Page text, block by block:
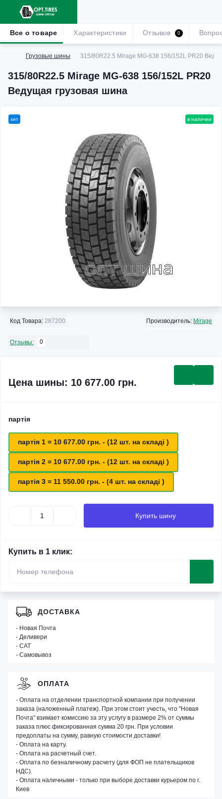
Грузовые шины 315/80R22.5 Mirage MG-638 156/152L PR20
315/80R22.5 Mirage MG-638 156/152L PR20
Ведущая грузовая шина
Все о товаре Характеристики Отзывов 0
хит в наличии
Код Товара: 287200 Производитель: Mirage
Отзывы: 0
Цена шины: 10 677.00 грн.
партія
партія 1 = 10 677.00 грн. - (12 шт. на складі )
партія 2 = 10 677.00 грн. - (12 шт. на складі )
партія 3 = 11 550.00 грн. - (4 шт. на складі )
Купить шину
Купить в 1 клик:
ДОСТАВКА
- Новая Почта
- Деливери
- САТ
- Самовывоз
ОПЛАТА
- Оплата на отделении транспортной компании при получении
заказа (наложенный платеж). При этом стоит учесть, что "Новая
Почта" взимает комиссию за эту услугу в размере 2% от суммы
заказа плюс фиксированная сумма 20 грн. При условии
предоплаты на сумму, равную стоимости доставки!
- Оплата на карту.
- Оплата на расчетный счет.
- Оплата по безналичному расчету (для ФОП не плательщиков
НДС).
- Оплата наличными - только при выборе доставки курьером по г.
Киев